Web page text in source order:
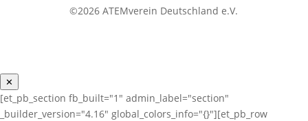
©2026 ATEMverein Deutschland e.V.
✕
[et_pb_section fb_built="1" admin_label="section"
_builder_version="4.16" global_colors_info="{}"][et_pb_row